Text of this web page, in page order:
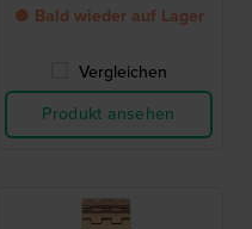
● Bald wieder auf Lager
Vergleichen
Produkt ansehen